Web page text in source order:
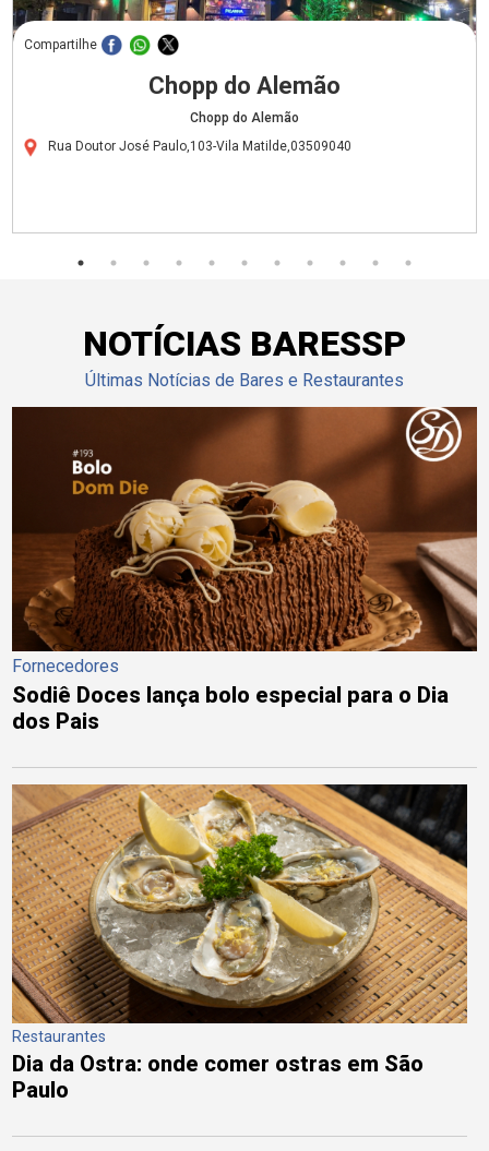
Compartilhe
Chopp do Alemão
Chopp do Alemão
Rua Doutor José Paulo,103-Vila Matilde,03509040
NOTÍCIAS BARESSP
Últimas Notícias de Bares e Restaurantes
Fornecedores
Sodiê Doces lança bolo especial para o Dia
dos Pais
Restaurantes
Dia da Ostra: onde comer ostras em São
Paulo